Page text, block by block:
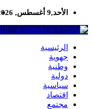
الأحد,9 أغسطس, 2026
al-intifada - النسخة الإلكترونية لجريدة الانتفاضة
الرئيسية
جهوية
وطنية
دولية
سياسية
اقتصاد
مجتمع